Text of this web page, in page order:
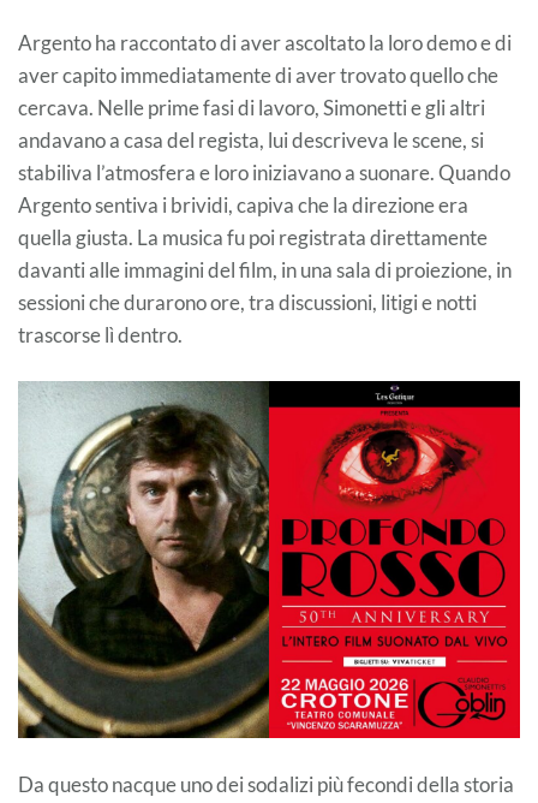
Argento ha raccontato di aver ascoltato la loro demo e di
aver capito immediatamente di aver trovato quello che
cercava. Nelle prime fasi di lavoro, Simonetti e gli altri
andavano a casa del regista, lui descriveva le scene, si
stabiliva l’atmosfera e loro iniziavano a suonare. Quando
Argento sentiva i brividi, capiva che la direzione era
quella giusta. La musica fu poi registrata direttamente
davanti alle immagini del film, in una sala di proiezione, in
sessioni che durarono ore, tra discussioni, litigi e notti
trascorse lì dentro.
Da questo nacque uno dei sodalizi più fecondi della storia